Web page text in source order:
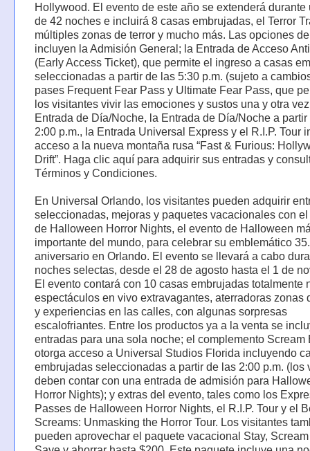
Hollywood. El evento de este año se extenderá durante
de 42 noches e incluirá 8 casas embrujadas, el Terror
múltiples zonas de terror y mucho más. Las opciones
incluyen la Admisión General; la Entrada de Acceso
(Early Access Ticket), que permite el ingreso a casas
seleccionadas a partir de las 5:30 p.m. (sujeto a
pases Frequent Fear Pass y Ultimate Fear Pass, que
los visitantes vivir las emociones y sustos una y otra
Entrada de Día/Noche, la Entrada de Día/Noche a partir
2:00 p.m., la Entrada Universal Express y el R.I.P. Tour
acceso a la nueva montaña rusa “Fast & Furious:
Drift”. Haga clic aquí para adquirir sus entradas y
Términos y Condiciones.
En Universal Orlando, los visitantes pueden adquirir
seleccionadas, mejoras y paquetes vacacionales con
de Halloween Horror Nights, el evento de Halloween
importante del mundo, para celebrar su emblemático
aniversario en Orlando. El evento se llevará a cabo
noches selectas, desde el 28 de agosto hasta el 1 de
El evento contará con 10 casas embrujadas totalmente
espectáculos en vivo extravagantes, aterradoras zonas
y experiencias en las calles, con algunas sorpresas
escalofriantes. Entre los productos ya a la venta se
entradas para una sola noche; el complemento Scream
otorga acceso a Universal Studios Florida incluyendo
embrujadas seleccionadas a partir de las 2:00 p.m. (los
deben contar con una entrada de admisión para
Horror Nights); y extras del evento, tales como los
Passes de Halloween Horror Nights, el R.I.P. Tour y el
Screams: Unmasking the Horror Tour. Los visitantes
pueden aprovechar el paquete vacacional Stay,